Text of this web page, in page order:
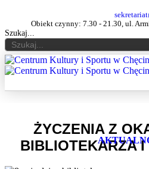
Obiekt czynny: 7.30 - 21.30, ul.
Szukaj...
ŻYCZENIA Z
BIBLIOTEKARZA